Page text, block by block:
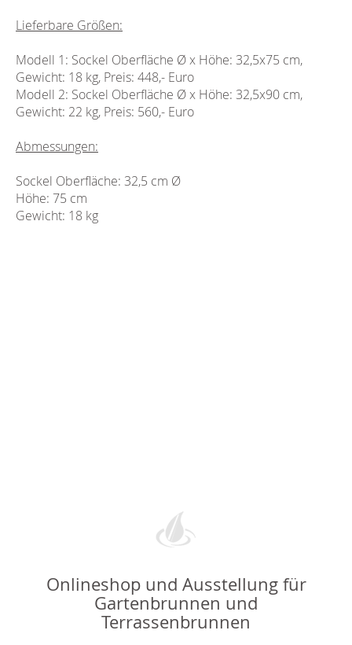
Lieferbare Größen:
Modell 1: Sockel Oberfläche Ø x Höhe: 32,5x75 cm,
Gewicht: 18 kg, Preis: 448,- Euro
Modell 2: Sockel Oberfläche Ø x Höhe: 32,5x90 cm,
Gewicht: 22 kg, Preis: 560,- Euro
Abmessungen:
Sockel Oberfläche: 32,5 cm Ø
Höhe: 75 cm
Gewicht: 18 kg
Onlineshop und Ausstellung für
Gartenbrunnen und
Terrassenbrunnen